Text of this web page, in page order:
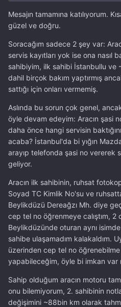
Mesajın tamamına katılıyorum.
güzel ve doğru.
Soracağım sadece 2 şey var:
servis kayıtları yok ise ona nasıl
sahibiyim, ilk sahibi İstanbullu
dahil birçok bakım yaptırmış
sattığı için onları vermemiş.
Aslında bu sorun çok genel,
öyle devam edeyim: Aracın şasi
daha önce hangi servisin
acaba? İstanbul'da bi yığın
arayıp telefonda şasi no vererek
geliyor.
Aracın ilk sahibinin, ruhsat
Soyad TC Kimlik No'su ve
Beylikdüzü Dereağzı Mh. diye
cep tel no öğrenmeye calıştım,
Beylikdüzünde oturan aynı
sahibe ulaşamadım kalakaldım.
üzerinden cep tel no
yapabileceğim, öyle bi imkan var
Sahip olduğum aracın motoru
onu bilemiyorum, 2. sahibinin
değişimini ~88bin km olarak